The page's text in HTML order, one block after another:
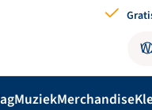
MuziekMerchandise